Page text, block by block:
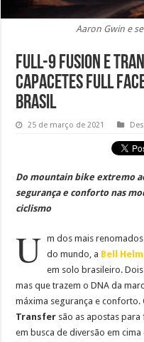
Aaron Gwin e
Full-9 Fusion e
capacetes full
Brasil
25 de março de 2021
Do mountain bike extremo
segurança e conforto nas
ciclismo
U m dos mais
do mundo, a Bell
em solo brasileiro.
mas que trazem o DNA da
máxima segurança e conforto.
Transfer são as apostas
em busca de diversão em